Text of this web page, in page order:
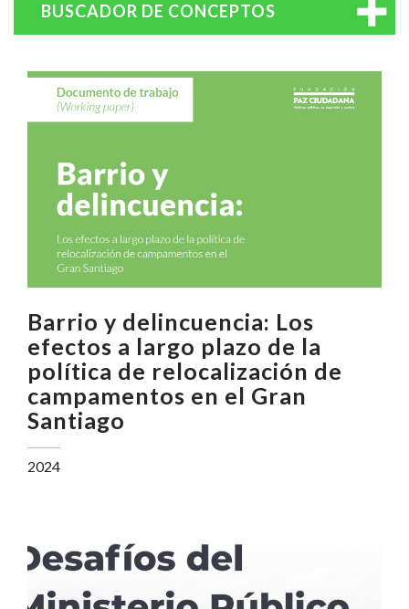
BUSCADOR DE CONCEPTOS
Barrio y delincuencia: Los
efectos a largo plazo de la
política de relocalización de
campamentos en el Gran
Santiago
2024